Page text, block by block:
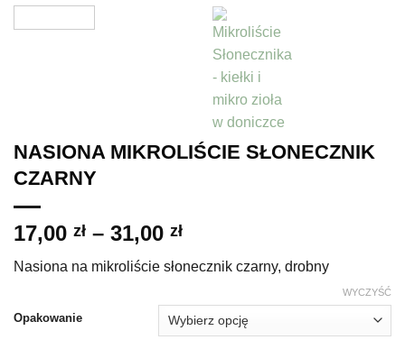
NASIONA MIKROLIŚCIE SŁONECZNIK
CZARNY
17,00 zł – 31,00 złZakres
od
do
31,00 zł
Nasiona na mikroliście słonecznik czarny, drobny
Opakowanie
WYCZYŚĆ